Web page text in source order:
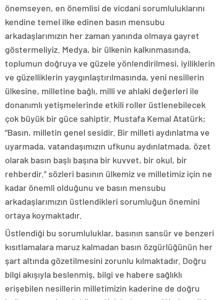
önemseyen, en önemlisi de vicdani sorumluluklarını
kendine temel ilke edinen basın mensubu
arkadaşlarımızın her zaman yanında olmaya gayret
göstermeliyiz. Medya, bir ülkenin kalkınmasında,
toplumun doğruya ve güzele yönlendirilmesi, iyiliklerin
ve güzelliklerin yaygınlaştırılmasında, yeni nesillerin
ülkesine, milletine bağlı, milli ve ahlaki değerleri ile
donanımlı yetişmelerinde etkili roller üstlenebilecek
çok büyük bir güce sahiptir. Mustafa Kemal Atatürk;
“Basın, milletin genel sesidir. Bir milleti aydınlatma ve
uyarmada, vatandaşımızın ufkunu aydınlatmada, özet
olarak basın başlı başına bir kuvvet, bir okul, bir
rehberdir.” sözleri basının ülkemiz ve milletimiz için ne
kadar önemli olduğunu ve basın mensubu
arkadaşlarımızın üstlendikleri sorumluğun önemini
ortaya koymaktadır.
Üstlendiği bu sorumluluklar, basının sansür ve benzeri
kısıtlamalara maruz kalmadan basın özgürlüğünün her
şart altında gözetilmesini zorunlu kılmaktadır. Doğru
bilgi akışıyla beslenmiş, bilgi ve habere sağlıklı
erişebilen nesillerin milletimizin kaderine de doğru